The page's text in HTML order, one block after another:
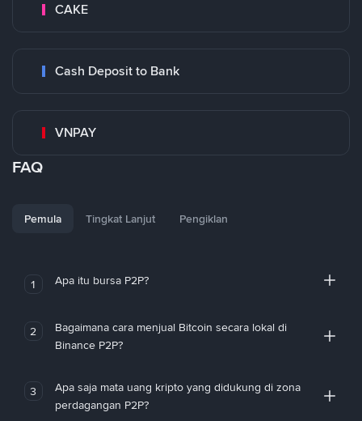
CAKE
Cash Deposit to Bank
VNPAY
FAQ
Pemula Tingkat Lanjut Pengiklan
1 Apa itu bursa P2P?
2
Bagaimana cara menjual Bitcoin secara lokal di
Binance P2P?
3
Apa saja mata uang kripto yang didukung di zona
perdagangan P2P?